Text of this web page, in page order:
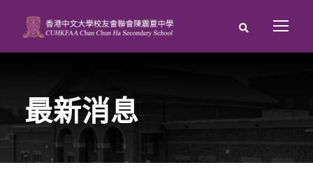
最新消息